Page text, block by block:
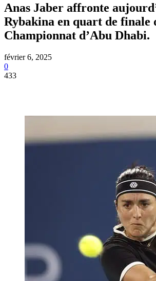
Anas Jaber affronte
Rybakina en quart de finale
Championnat d’Abu Dhabi.
février 6, 2025
0
433